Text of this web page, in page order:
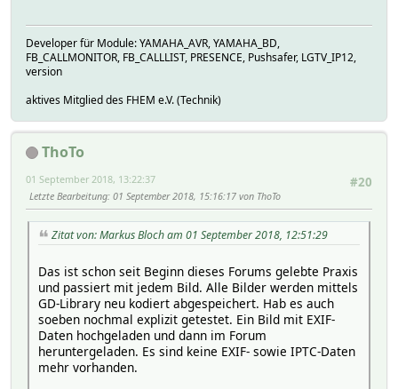
Developer für Module: YAMAHA_AVR, YAMAHA_BD,
FB_CALLMONITOR, FB_CALLLIST, PRESENCE, Pushsafer, LGTV_IP12,
version
aktives Mitglied des FHEM e.V. (Technik)
ThoTo
#20
01 September 2018, 13:22:37
Letzte Bearbeitung: 01 September 2018, 15:16:17 von ThoTo
Zitat von: Markus Bloch am 01 September 2018, 12:51:29
Das ist schon seit Beginn dieses Forums gelebte Praxis
und passiert mit jedem Bild. Alle Bilder werden mittels
GD-Library neu kodiert abgespeichert. Hab es auch
soeben nochmal explizit getestet. Ein Bild mit EXIF-
Daten hochgeladen und dann im Forum
heruntergeladen. Es sind keine EXIF- sowie IPTC-Daten
mehr vorhanden.